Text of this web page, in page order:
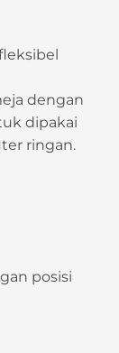
dengan
dipakai
ringan.
posisi